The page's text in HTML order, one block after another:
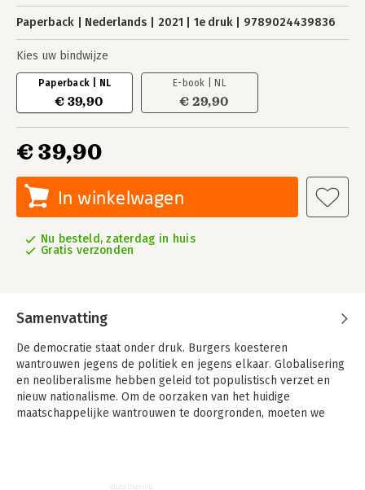
Paperback Nederlands 2021 1e druk 9789024439836
Kies uw bindwijze
Paperback | NL
€ 39,90
E-book | NL
€ 29,90
€ 39,90
In winkelwagen
Nu besteld, zaterdag in huis
Gratis verzonden
Samenvatting
De democratie staat onder druk. Burgers koesteren
wantrouwen jegens de politiek en jegens elkaar. Globalisering
en neoliberalisme hebben geleid tot populistisch verzet en
nieuw nationalisme. Om de oorzaken van het huidige
maatschappelijke wantrouwen te doorgronden, moeten we
globalisering